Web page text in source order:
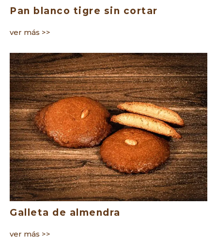
Pan blanco tigre sin cortar
ver más >>
Galleta de almendra
ver más >>